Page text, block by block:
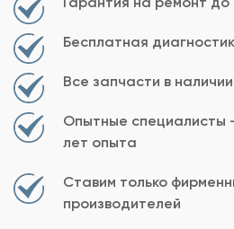
Бесплатная
Все запчасти в наличии
Опытные специалисты
лет опыта
Ставим только
производителей